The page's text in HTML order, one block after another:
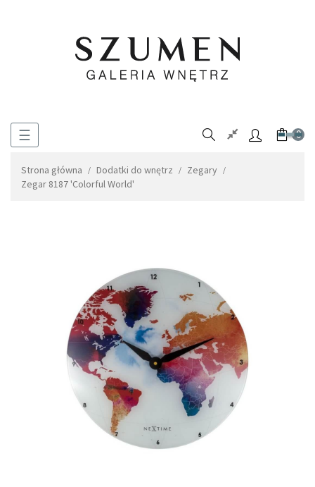
Toggle
☰ 0
Strona główna Dodatki do wnętrz
Zegary
Zegar 8187 'Colorful World'